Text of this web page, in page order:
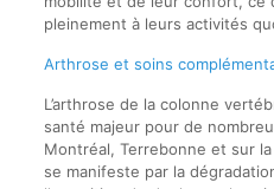
pleinement à leurs activités
Arthrose et soins
L’arthrose de la colonne
santé majeur pour de
Montréal, Terrebonne et sur
se manifeste par la